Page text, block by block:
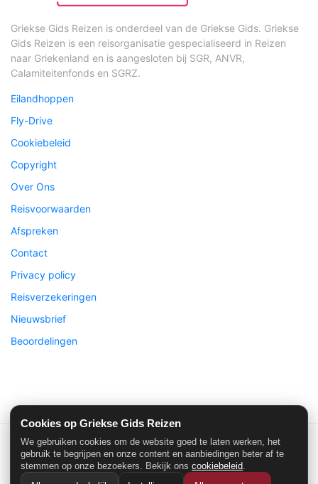
Cookies op Griekse Gids Reizen
We gebruiken cookies om de website goed te laten werken, het
gebruik te begrijpen en onze content en aanbiedingen beter af te
stemmen op onze bezoekers. Bekijk ons cookiebeleid.
Griekse Gids Reizen is onderdeel van de Griekse Gids. Griekse
Gids Reizen is een reisorganisatie gespecialiseerd in Reizen
naar Griekenland en is aangesloten bij SGR, ANVR,
Calamiteitenfonds en SGRZ.
Eilandhoppen
Fly-Drive
Cookiebeleid
Copyright
Over Ons
Reisvoorwaarden
Afspreken
Contact
Privacy policy
Reisverzekeringen
Nieuwsbrief
Beoordelingen
Griekse Gids Reizen | ©2026 Alle rechten voorbehouden